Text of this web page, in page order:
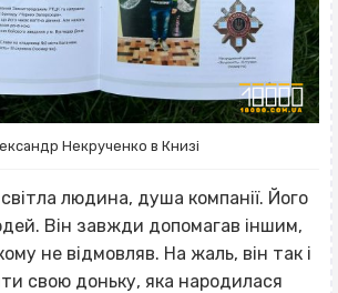
Некрученко в Книзі
людина, душа компанії. Його
Він завжди допомагав іншим,
не відмовляв. На жаль, він так і
свою доньку, яка народилася